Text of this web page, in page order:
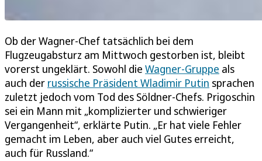
Ob der Wagner-Chef tatsächlich bei dem
Flugzeugabsturz am Mittwoch gestorben ist, bleibt
vorerst ungeklärt. Sowohl die Wagner-Gruppe als
auch der russische Präsident Wladimir Putin sprachen
zuletzt jedoch vom Tod des Söldner-Chefs. Prigoschin
sei ein Mann mit „komplizierter und schwieriger
Vergangenheit“, erklärte Putin. „Er hat viele Fehler
gemacht im Leben, aber auch viel Gutes erreicht,
auch für Russland.“